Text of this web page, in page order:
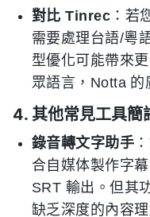
對比 Tinrec ：若
需要處理台語/粵
型優化可能帶來
眾語言，Notta 的
4. 其他常見工具簡
錄音轉文字助手
合自媒体製作字
SRT 輸出。但其
缺乏深度的內容